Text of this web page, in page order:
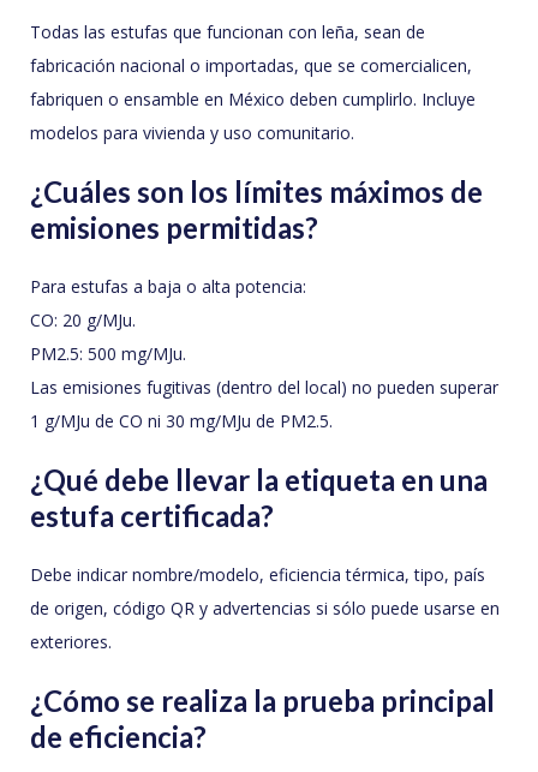
Todas las estufas que funcionan con leña, sean de
fabricación nacional o importadas, que se comercialicen,
fabriquen o ensamble en México deben cumplirlo. Incluye
modelos para vivienda y uso comunitario.
¿Cuáles son los límites máximos de
emisiones permitidas?
Para estufas a baja o alta potencia:
CO: 20 g/MJu.
PM2.5: 500 mg/MJu.
Las emisiones fugitivas (dentro del local) no pueden superar
1 g/MJu de CO ni 30 mg/MJu de PM2.5.
¿Qué debe llevar la etiqueta en una
estufa certificada?
Debe indicar nombre/modelo, eficiencia térmica, tipo, país
de origen, código QR y advertencias si sólo puede usarse en
exteriores.
¿Cómo se realiza la prueba principal
de eficiencia?